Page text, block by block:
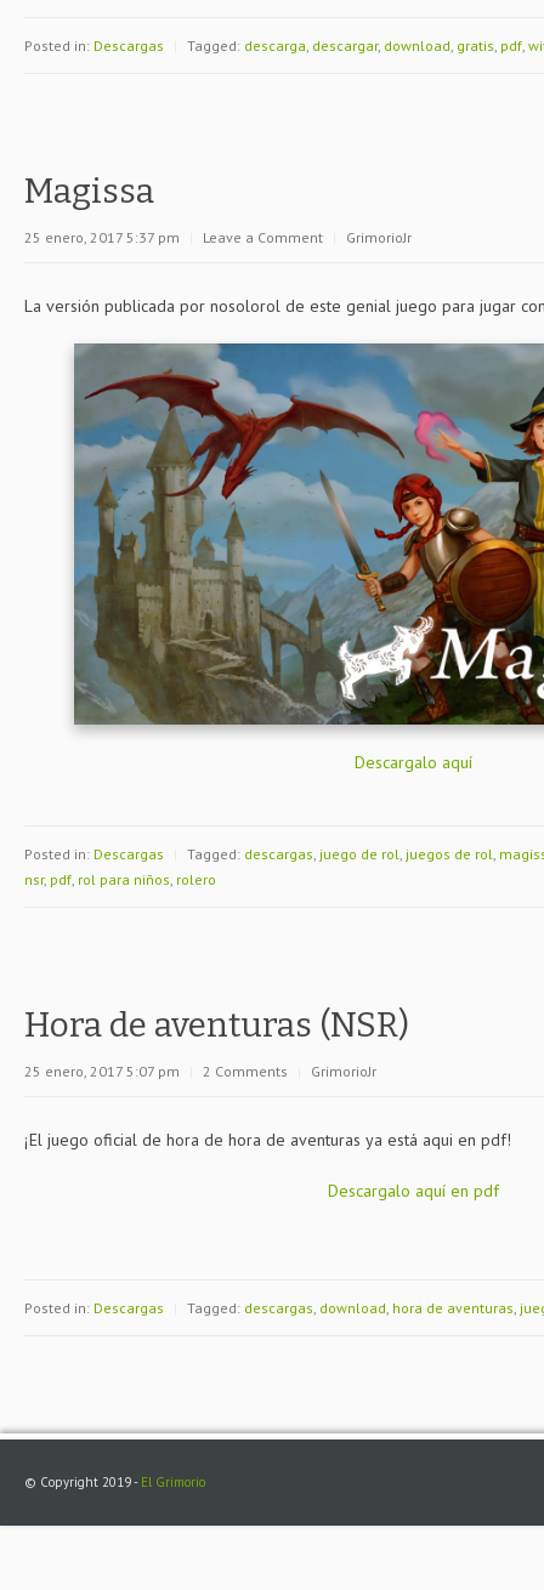
Posted in: Descargas Tagged: descarga, descargar, download, gratis, pdf,
Magissa
25 enero, 2017 5:37 pm Leave a Comment GrimorioJr
La versión publicada por nosolorol de este genial juego para jugar
Descargalo aquí
Posted in: Descargas Tagged: descargas, juego de rol, juegos de rol,
nsr, pdf, rol para niños, rolero
Hora de aventuras (NSR)
25 enero, 2017 5:07 pm 2 Comments GrimorioJr
¡El juego oficial de hora de hora de aventuras ya está aqui en pdf!
Descargalo aquí en pdf
Posted in: Descargas Tagged: descargas, download, hora de aventuras,
© Copyright 2019 - El Grimorio